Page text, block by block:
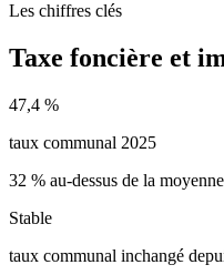
Les chiffres clés
Taxe foncière et
47,4 %
taux communal 2025
32 % au-dessus de la
Stable
taux communal inchangé